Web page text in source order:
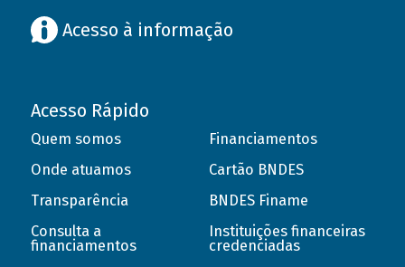
Acesso à informação
Acesso Rápido
Quem somos
Onde atuamos
Transparência
Consulta a
financiamentos
Financiamentos
Cartão BNDES
BNDES Finame
Instituições financeiras
credenciadas